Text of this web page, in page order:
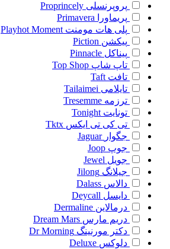
پروپرنسلی Proprincely
پریماورا
Primavera
پلی هات مومنت Playhot Moment
پیکشن Piction
پیناکل Pinnacle
تاپ شاپ Top Shop
تافت Taft
تایلامی Tailaimei
ترزمه Tresemme
تونایت Tonight
تی کی تی ایکس Tktx
جگوار Jaguar
جوپ Joop
جویل Jewel
جیلانگ Jilong
دالاس Dalass
دایسل Deycall
درمالاین Dermaline
دریم مارس Dream Mars
دکتر مورنینگ Dr Morning
دلوکس Deluxe